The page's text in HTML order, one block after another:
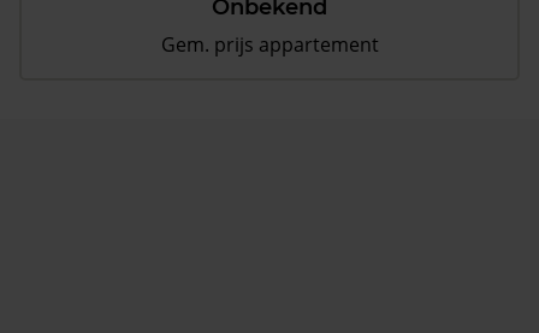
Onbekend
Gem. prijs appartement